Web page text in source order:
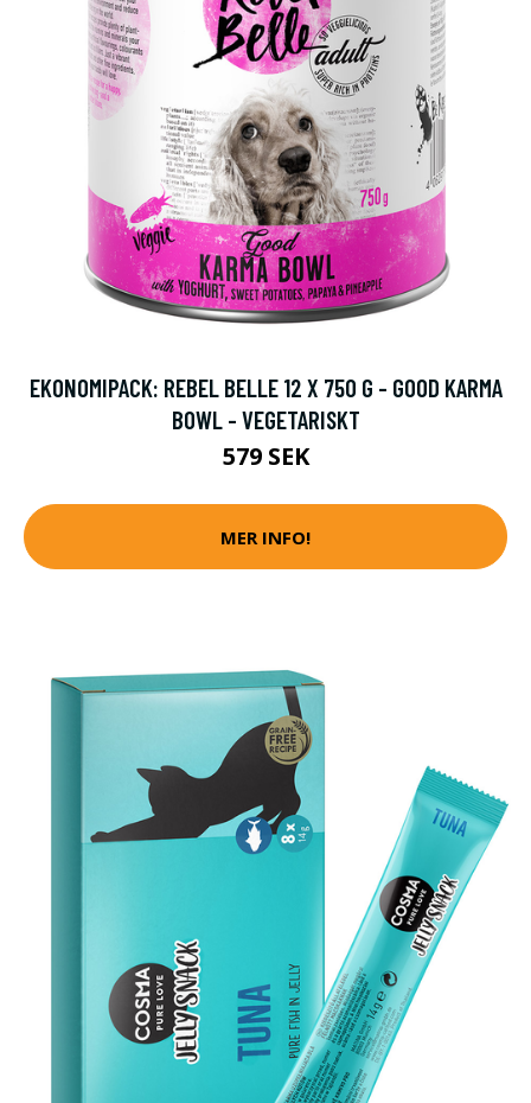
EKONOMIPACK: REBEL BELLE 12 X 750 G - GOOD KARMA
BOWL - VEGETARISKT
579 SEK
MER INFO!